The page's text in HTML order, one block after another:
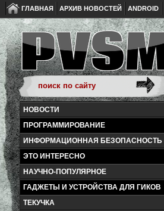
ГЛАВНАЯ АРХИВ НОВОСТЕЙ ANDROID
НОВОСТИ
ПРОГРАММИРОВАНИЕ
ИНФОРМАЦИОННАЯ БЕЗОПАСНОСТЬ
ЭТО ИНТЕРЕСНО
НАУЧНО-ПОПУЛЯРНОЕ
ГАДЖЕТЫ И УСТРОЙСТВА ДЛЯ ГИКОВ
ТЕКУЧКА